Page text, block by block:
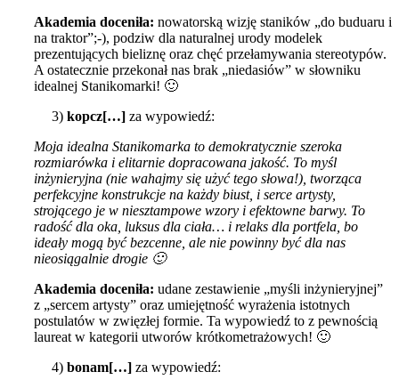
Akademia doceniła: nowatorską wizję staników „do buduaru i
na traktor”;-), podziw dla naturalnej urody modelek
prezentujących bieliznę oraz chęć przełamywania stereotypów.
A ostatecznie przekonał nas brak „niedasiów” w słowniku
idealnej Stanikomarki! 🙂
3) kopcz[…] za wypowiedź:
Moja idealna Stanikomarka to demokratycznie szeroka
rozmiarówka i elitarnie dopracowana jakość. To myśl
inżynieryjna (nie wahajmy się użyć tego słowa!), tworząca
perfekcyjne konstrukcje na każdy biust, i serce artysty,
strojącego je w niesztampowe wzory i efektowne barwy. To
radość dla oka, luksus dla ciała… i relaks dla portfela, bo
ideały mogą być bezcenne, ale nie powinny być dla nas
nieosiągalnie drogie 🙂
Akademia doceniła: udane zestawienie „myśli inżynieryjnej”
z „sercem artysty” oraz umiejętność wyrażenia istotnych
postulatów w zwięzłej formie. Ta wypowiedź to z pewnością
laureat w kategorii utworów krótkometrażowych! 🙂
4) bonam[…] za wypowiedź: